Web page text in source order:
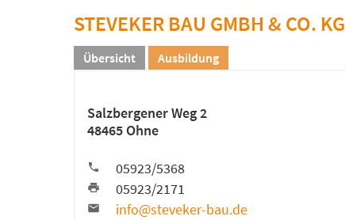
STEVEKER BAU GMBH & CO. KG
Übersicht Ausbildung
Salzbergener Weg 2
48465 Ohne
05923/5368
05923/2171
info@steveker-bau.de